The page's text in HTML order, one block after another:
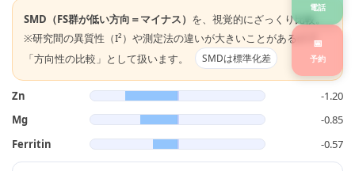
SMD（FS群が低い方向＝マイナス） を、視覚的にざっくり比較。
※研究間の異質性（I²）や測定法の違いが大きいことがあるので
「方向性の比較」として扱います。
SMDは標準化差
Zn
-1.20
Mg
-0.85
Ferritin
-0.57
電話
📅
予約